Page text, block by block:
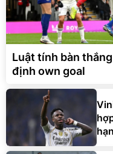
Luật tính bàn
định own goal